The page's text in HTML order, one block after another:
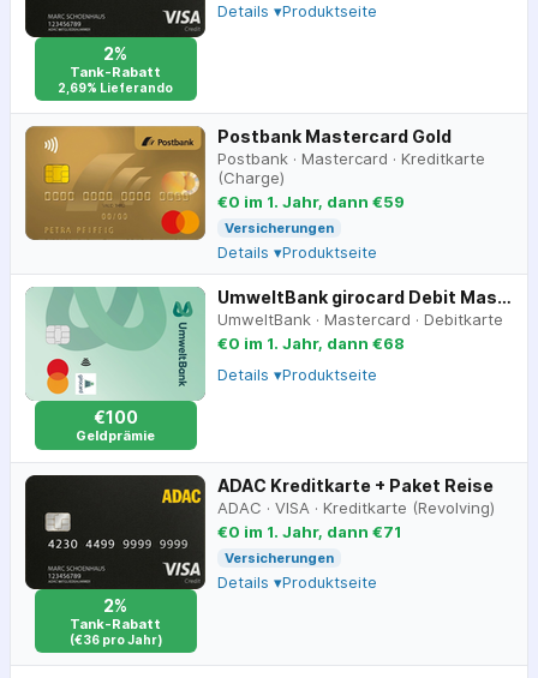
2%
Tank-Rabatt
2,69% Lieferando
Details ▾Produktseite
Postbank Mastercard Gold
Postbank · Mastercard · Kreditkarte
(Charge)
€0 im 1. Jahr, dann €59
Versicherungen
Details ▾Produktseite
€100
Geldprämie
UmweltBank girocard Debit Mastercard
UmweltBank · Mastercard · Debitkarte
€0 im 1. Jahr, dann €68
Details ▾Produktseite
2%
Tank-Rabatt
(€36 pro Jahr)
ADAC Kreditkarte + Paket Reise
ADAC · VISA · Kreditkarte (Revolving)
€0 im 1. Jahr, dann €71
Versicherungen
Details ▾Produktseite